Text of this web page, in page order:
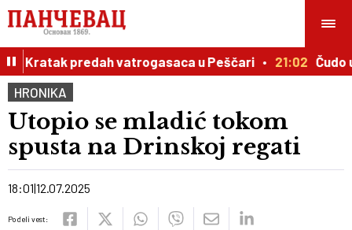
Kratak predah vatrogasaca u Peščari 21:02 Čudo u
HRONIKA
Utopio se mladić tokom
spusta na Drinskoj regati
18:01 12.07.2025
Podeli vest: